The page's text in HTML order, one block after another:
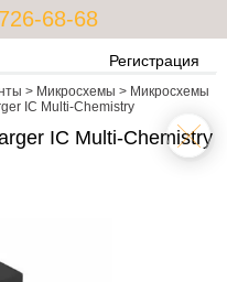
68-68
Регистрация
> Микросхемы > Микросхемы
IC Multi-Chemistry
IC Multi-Chemistry